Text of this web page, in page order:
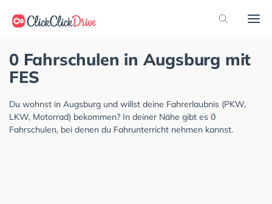
0 Fahrschulen in Augsburg mit
FES
Du wohnst in Augsburg und willst deine Fahrerlaubnis (PKW,
LKW, Motorrad) bekommen? In deiner Nähe gibt es 0
Fahrschulen, bei denen du Fahrunterricht nehmen kannst.